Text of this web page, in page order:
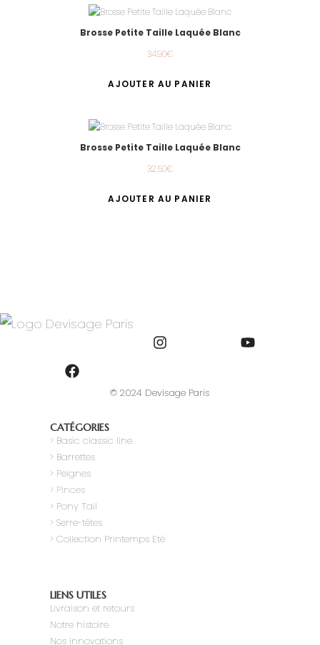
Brosse Petite Taille Laquée Blanc
34.90€
AJOUTER AU PANIER
Brosse Petite Taille Laquée Blanc
32.50€
AJOUTER AU PANIER
© 2024 Devisage Paris
CATÉGORIES
> Basic classic line
> Barrettes
> Peignes
> Pinces
> Pony Tail
> Serre-têtes
> Collection Printemps Eté
LIENS UTILES
Livraison et retours
Notre histoire
Nos innovations